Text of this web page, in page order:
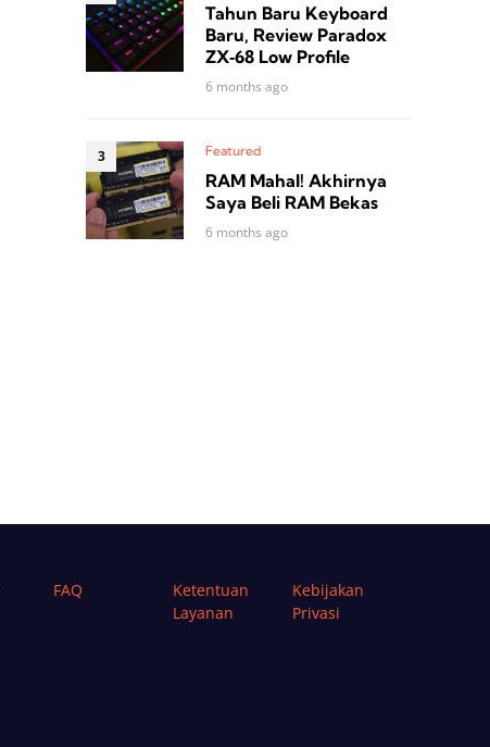
Tahun Baru Keyboard
Baru, Review Paradox
ZX‑68 Low Profile
6 months ago
Featured
RAM Mahal! Akhirnya
Saya Beli RAM Bekas
6 months ago
FAQ
Ketentuan
Layanan
Kebijakan
Privasi